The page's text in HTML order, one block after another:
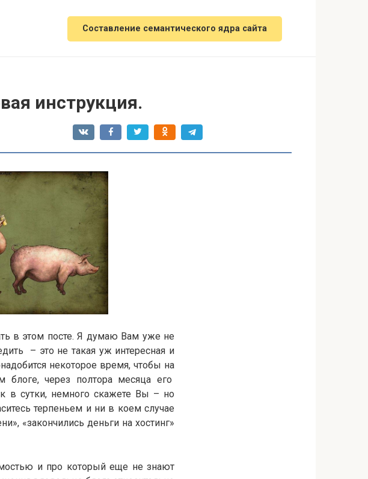
Составление семантического ядра сайта
инструкция.
в этом посте. Я думаю Вам уже не
– это не такая уж интересная и
некоторое время, чтобы на
через полтора месяца его
в сутки, немного скажете Вы – но
терпеньем и ни в коем случае
«закончились деньги на хостинг»
и про который еще не знают